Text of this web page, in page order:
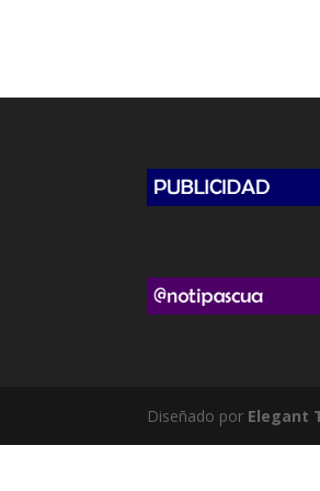
Diseñado por Elegant